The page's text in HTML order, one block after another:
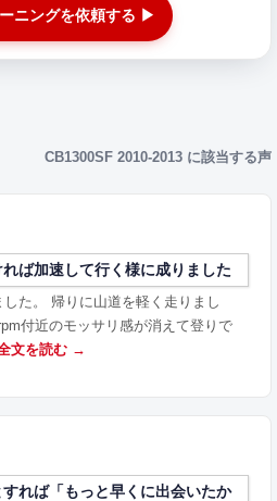
ニングを依頼する ▶
CB1300SF 2010-2013 に該当する声
ば加速して行く様に成りました
た。 帰りに山道を軽く走りまし
付近のモッサリ感が消えて登りで
文を読む →
れば「もっと早くに出会いたか